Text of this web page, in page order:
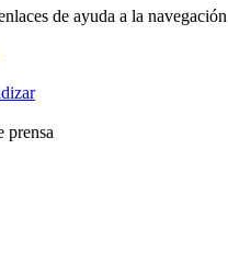
de ayuda a la navegación
prensa